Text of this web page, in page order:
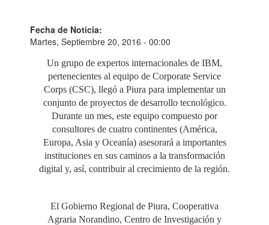
Fecha de Noticia:
Martes, Septiembre 20, 2016 - 00:00
Un grupo de expertos internacionales de IBM,
pertenecientes al equipo de Corporate Service
Corps (CSC), llegó a Piura para implementar un
conjunto de proyectos de desarrollo tecnológico.
Durante un mes, este equipo compuesto por
consultores de cuatro continentes (América,
Europa, Asia y Oceanía) asesorará a importantes
instituciones en sus caminos a la transformación
digital y, así, contribuir al crecimiento de la región.
El Gobierno Regional de Piura, Cooperativa
Agraria Norandino, Centro de Investigación y